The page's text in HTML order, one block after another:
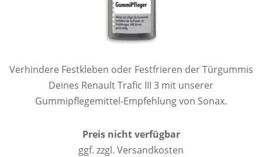
Verhindere Festkleben oder Festfrieren der Türgummis
Deines Renault Trafic III 3 mit unserer
Gummipflegemittel-Empfehlung von Sonax.
Preis nicht verfügbar
ggf. zzgl. Versandkosten